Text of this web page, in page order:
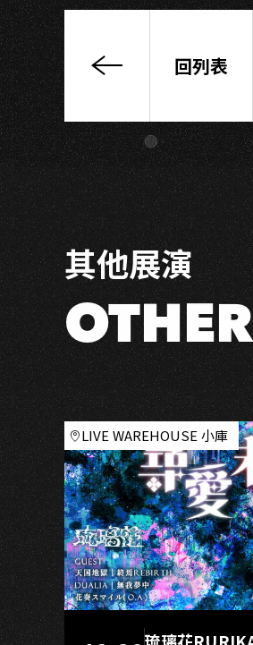
啊！
紫
色
烏
賊
The
WAiiT
╳
烏
賊
紳
士
╳
Dope
Purple
回列表
其他展演
LIVE WAREHOUSE 小庫